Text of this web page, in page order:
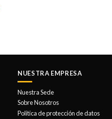
NUESTRA EMPRESA
Nuestra Sede
Sobre Nosotros
Politica de protección de datos